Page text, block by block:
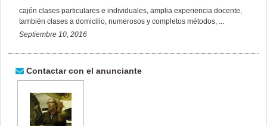
cajón clases particulares e individuales, amplia experiencia docente,
también clases a domicilio, numerosos y completos métodos, ...
Septiembre 10, 2016
Contactar con el anunciante